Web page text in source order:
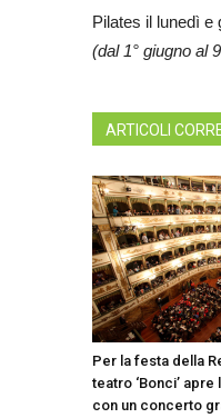
Pilates il lunedì e
(dal 1° giugno al
ARTICOLI
Per la festa della
teatro ‘Bonci’
con un concerto